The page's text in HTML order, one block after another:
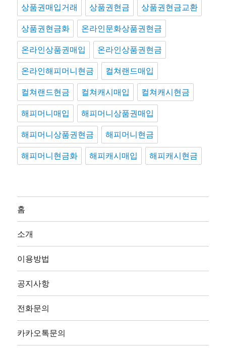
상품권매입거래 상품권현금 상품권현금교환
상품권현금화 온라인문화상품권현금
온라인상품권매입 온라인상품권현금
온라인해피머니현금 컬쳐랜드매입
컬쳐랜드현금 컬쳐캐시매입 컬쳐캐시현금
해피머니매입 해피머니상품권매입
해피머니상품권현금 해피머니현금
해피머니현금화 해피캐시매입 해피캐시현금
홈
소개
이용방법
공지사항
전화문의
카카오톡문의